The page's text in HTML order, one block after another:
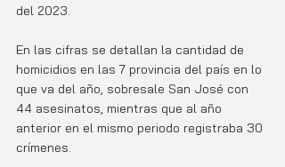
del 2023.
En las cifras se detallan la cantidad de
homicidios en las 7 provincia del país en lo
que va del año, sobresale San José con
44 asesinatos, mientras que al año
anterior en el mismo periodo registraba 30
crímenes.